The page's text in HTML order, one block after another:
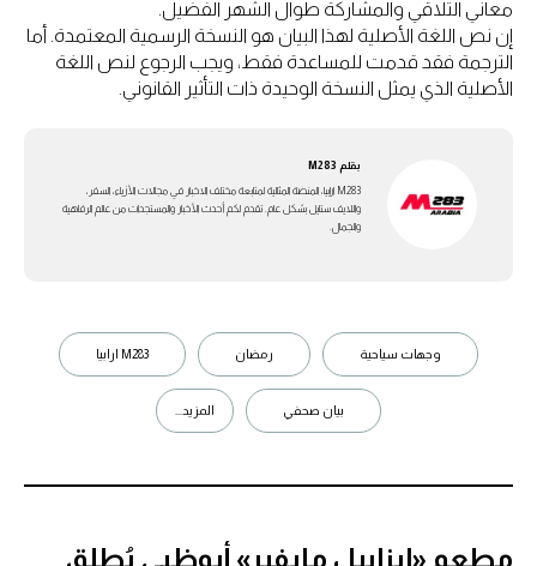
معاني التلاقي والمشاركة طوال الشهر الفضيل.
إن نص اللغة الأصلية لهذا البيان هو النسخة الرسمية المعتمدة. أما
الترجمة فقد قدمت للمساعدة فقط، ويجب الرجوع لنص اللغة
الأصلية الذي يمثل النسخة الوحيدة ذات التأثير القانوني.
بقلم M283
M283 ارابيا، المنصة المثالية لمتابعة مختلف الاخبار في مجالات الأزياء، السفر،
واللايف ستايل بشكل عام. تقدم لكم أحدث الأخبار والمستجدات من عالم الرفاهية
والجمال.
وجهات سياحية رمضان M283 ارابيا
بيان صحفي المزيد...
مطعم «إيزابيل مايفير» أبوظبي يُطلق